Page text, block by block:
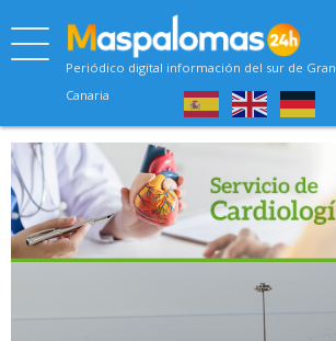
Periódico digital información del sur de Gran
Canaria